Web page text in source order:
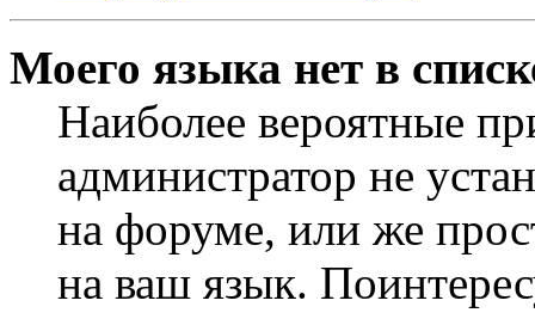
Моего языка нет в
Наиболее вероятные
администратор не
на форуме, или же
на ваш язык.